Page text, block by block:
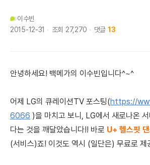
이수빈
2015-12-31
조회 27,270 댓글 13
안녕하세요! 백메가의 이수빈입니다^~^
어제 LG의 ​큐레이션TV 포스팅(https://
6066 ​ )을 마치고 보니, LG에서 새로나온
다는 것을 깨달았습니다!! 바로 U+ 헬스핏
(서비스)죠! 이것도 역시 (일단은) 무료로 제